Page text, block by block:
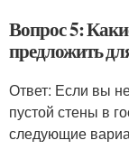
Вопрос 5:
предложить
Ответ: Если вы
пустой стены в
следующие